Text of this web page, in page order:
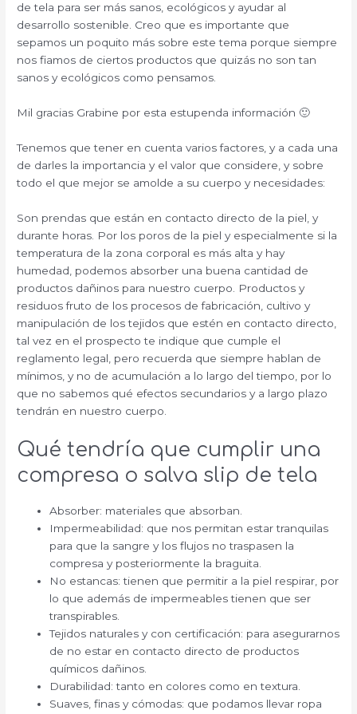
de tela para ser más sanos, ecológicos y ayudar al
desarrollo sostenible. Creo que es importante que
sepamos un poquito más sobre este tema porque siempre
nos fiamos de ciertos productos que quizás no son tan
sanos y ecológicos como pensamos.
Mil gracias Grabine por esta estupenda información 🙂
Tenemos que tener en cuenta varios factores, y a cada una
de darles la importancia y el valor que considere, y sobre
todo el que mejor se amolde a su cuerpo y necesidades:
Son prendas que están en contacto directo de la piel, y
durante horas. Por los poros de la piel y especialmente si la
temperatura de la zona corporal es más alta y hay
humedad, podemos absorber una buena cantidad de
productos dañinos para nuestro cuerpo. Productos y
residuos fruto de los procesos de fabricación, cultivo y
manipulación de los tejidos que estén en contacto directo,
tal vez en el prospecto te indique que cumple el
reglamento legal, pero recuerda que siempre hablan de
mínimos, y no de acumulación a lo largo del tiempo, por lo
que no sabemos qué efectos secundarios y a largo plazo
tendrán en nuestro cuerpo.
Qué tendría que cumplir una
compresa o salva slip de tela
Absorber: materiales que absorban.
Impermeabilidad: que nos permitan estar tranquilas
para que la sangre y los flujos no traspasen la
compresa y posteriormente la braguita.
No estancas: tienen que permitir a la piel respirar, por
lo que además de impermeables tienen que ser
transpirables.
Tejidos naturales y con certificación: para asegurarnos
de no estar en contacto directo de productos
químicos dañinos.
Durabilidad: tanto en colores como en textura.
Suaves, finas y cómodas: que podamos llevar ropa